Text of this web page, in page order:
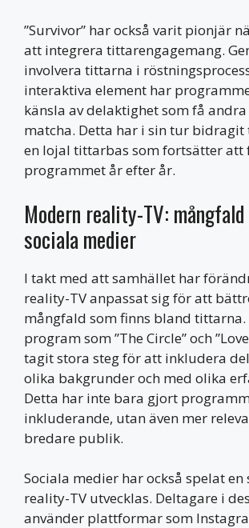
”Survivor” har också varit pionjär
att integrera tittarengagemang.
involvera tittarna i
interaktiva element har
känsla av delaktighet som få
matcha. Detta har i sin tur
en lojal tittarbas som fortsätter att
programmet år efter år.
Modern reality-TV:
sociala medier
I takt med att samhället har
reality-TV anpassat sig för att
mångfald som finns bland
program som ”The Circle” och
tagit stora steg för att inkludera
olika bakgrunder och med olika
Detta har inte bara gjort
inkluderande, utan även mer
bredare publik.
Sociala medier har också spelat
reality-TV utvecklas. Deltagare i
använder plattformar som